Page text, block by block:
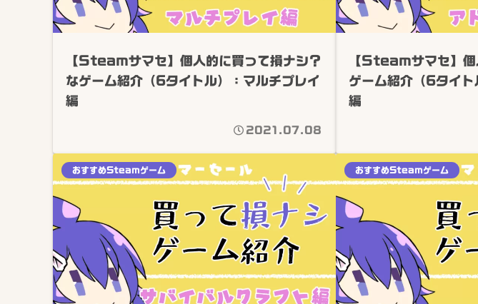
【Steamサマセ】個人的に買って損ナシ？
なゲーム紹介（6タイトル）：マルチプレイ
編
2021.07.08
【Steamサマセ】個
ゲーム紹介（6タイト
編
おすすめSteamゲーム おすすめSteamゲーム